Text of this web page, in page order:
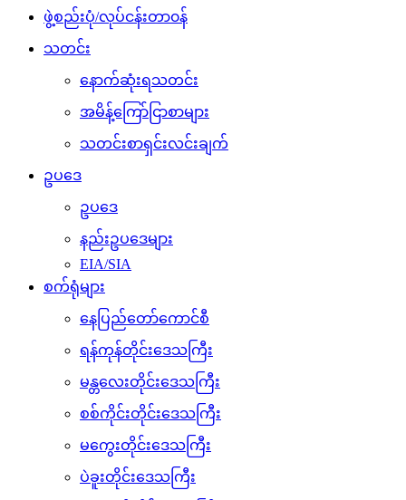
ဖွဲ့စည်းပုံ/လုပ်ငန်းတာ၀န်
သတင်း
နောက်ဆုံးရသတင်း
အမိန့်ကြော်ငြာစာများ
သတင်းစာရှင်းလင်းချက်
ဥပဒေ
ဥပဒေ
နည်းဥပဒေများ
EIA/SIA
စက်ရုံများ
နေပြည်တော်ကောင်စီ
ရန်ကုန်တိုင်းဒေသကြီး
မန္တလေးတိုင်းဒေသကြီး
စစ်ကိုင်းတိုင်းဒေသကြီး
မကွေးတိုင်းဒေသကြီး
ပဲခူးတိုင်းဒေသကြီး